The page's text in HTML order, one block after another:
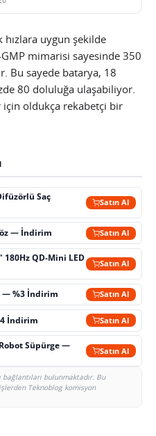
hızlara uygun şekilde
GMP mimarisi sayesinde 350
Bu sayede batarya, 18
80 doluluğa ulaşabiliyor.
oldukça rekabetçi bir
Saç
Satın Al
— İndirim Satın Al
QD-Mini LED
Satın Al
— %3 İndirim Satın Al
İndirim Satın Al
Süpürge —
Satın Al
bulunmaktadır. Bu
Teknoblog komisyon